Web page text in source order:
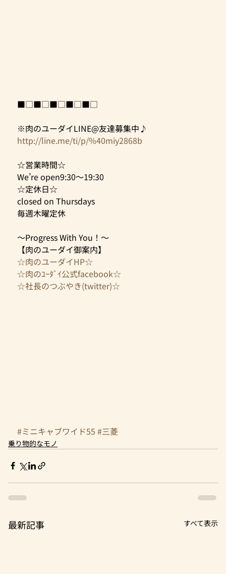
■□■□■□■□■□
※肉のユーダイLINE@友達募集中♪
http://line.me/ti/p/%40miy2868b
☆営業時間☆
We’re open9:30～19:30
☆定休日☆
closed on Thursdays
毎週木曜定休
～Progress With You！～
【肉のユーダイ御案内】
☆肉のユーダイHP☆
☆肉のﾕｰﾀﾞｲ公式facebook☆
☆社長のつぶやき(twitter)☆​
#ミニキャブワイド55 #三菱
乗り物的なモノ
最新記事 すべて表示